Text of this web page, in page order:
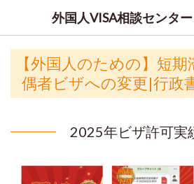
外国人VISA相談センター
【外国人のための】短
偶者ビザへの変更|行政
2025年ビザ許可実